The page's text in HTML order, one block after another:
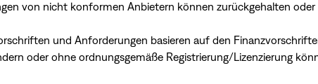
von nicht konformen Anbietern können zurückgehalten
und Anforderungen basieren auf den
oder ohne ordnungsgemäße Registrierung/Lizenzierung